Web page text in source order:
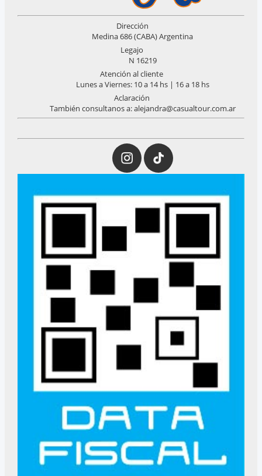
Dirección
Medina 686 (CABA) Argentina
Legajo
N 16219
Atención al cliente
Lunes a Viernes: 10 a 14 hs | 16 a 18 hs
Aclaración
También consultanos a: alejandra@casualtour.com.ar